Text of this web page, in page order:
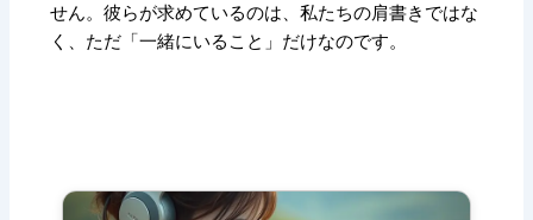
せん。彼らが求めているのは、私たちの肩書きではな
く、ただ「一緒にいること」だけなのです。